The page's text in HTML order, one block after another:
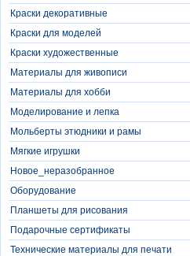
Краски декоративные
Краски для моделей
Краски художественные
Материалы для живописи
Материалы для хобби
Моделирование и лепка
Мольберты этюдники и рамы
Мягкие игрушки
Новое_неразобранное
Оборудование
Планшеты для рисования
Подарочные сертификаты
Технические материалы для печати